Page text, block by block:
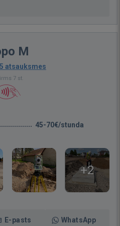
M
atsauksmes
7 st.
45-70€/stunda
+2
E-pasts WhatsApp